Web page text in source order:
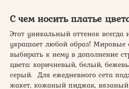
С чем носить платье
Этот уникальный оттенок всегда
украшает любой образ! Мировые
выбирать к нему в дополнение
цвета: коричневый, белый,
серый. Для ежедневного сета
жакет, кожаный пиджак, вязаный